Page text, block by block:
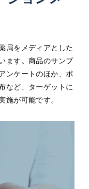
局をメディアとした
ます。商品のサンプ
ンケートのほか、ポ
など、ターゲットに
施が可能です。